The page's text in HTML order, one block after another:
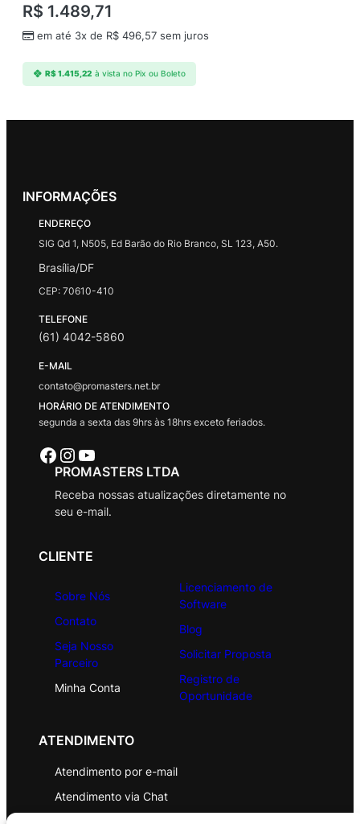
R$ 1.489,71
em até 3x de R$ 496,57 sem juros
R$1.415,22 à vista no Pix ou Boleto
INFORMAÇÕES
ENDEREÇO
SIG Qd 1, N505, Ed Barão do Rio Branco, SL 123, A50.
Brasília/DF
CEP: 70610-410
TELEFONE
(61) 4042-5860
E-MAIL
contato@promasters.net.br
HORÁRIO DE ATENDIMENTO
segunda a sexta das 9hrs às 18hrs exceto feriados.
Facebook Instagram Youtube
PROMASTERS LTDA
Receba nossas atualizações diretamente no
seu e-mail.
CLIENTE
Sobre Nós
Contato
Seja Nosso
Parceiro
Minha Conta
Licenciamento de
Software
Blog
Solicitar Proposta
Registro de
Oportunidade
ATENDIMENTO
Atendimento por e-mail
Atendimento via Chat